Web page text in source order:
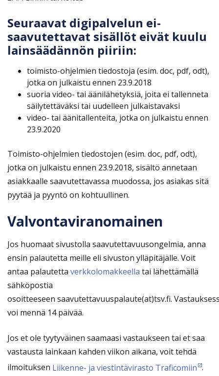
Seuraavat digipalvelun ei-
saavutettavat sisällöt eivät kuulu
lainsäädännön piiriin:
toimisto-ohjelmien tiedostoja (esim. doc, pdf, odt),
jotka on julkaistu ennen 23.9.2018
suoria video- tai äänilähetyksiä, joita ei tallenneta
säilytettäväksi tai uudelleen julkaistavaksi
video- tai äänitallenteita, jotka on julkaistu ennen
23.9.2020
Toimisto-ohjelmien tiedostojen (esim. doc, pdf, odt),
jotka on julkaistu ennen 23.9.2018, sisältö annetaan
asiakkaalle saavutettavassa muodossa, jos asiakas sitä
pyytää ja pyyntö on kohtuullinen.
Valvontaviranomainen
Jos huomaat sivustolla saavutettavuusongelmia, anna
ensin palautetta meille eli sivuston ylläpitäjälle. Voit
antaa palautetta verkkolomakkeella tai lähettämällä
sähköpostia
osoitteeseen saavutettavuuspalaute(at)tsv.fi.
voi mennä 14 päivää.
Jos et ole tyytyväinen saamaasi vastaukseen tai et saa
vastausta lainkaan kahden viikon aikana, voit tehdä
ilmoituksen Liikenne- ja viestintävirasto Traficomiin .